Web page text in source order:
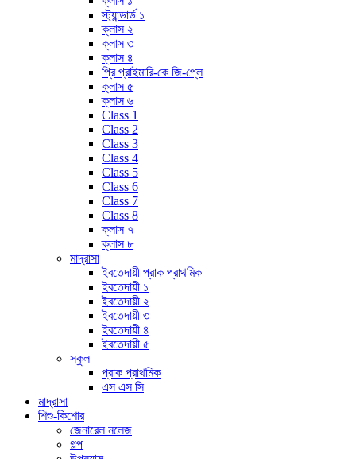
স্ট্যান্ডার্ড ১
ক্লাস ২
ক্লাস ৩
ক্লাস ৪
প্রি প্রাইমারি-কে জি-প্লে
ক্লাস ৫
ক্লাস ৬
Class 1
Class 2
Class 3
Class 4
Class 5
Class 6
Class 7
Class 8
ক্লাস ৭
ক্লাস ৮
মাদ্রাসা
ইবতেদায়ী প্রাক প্রাথমিক
ইবতেদায়ী ১
ইবতেদায়ী ২
ইবতেদায়ী ৩
ইবতেদায়ী ৪
ইবতেদায়ী ৫
স্কুল
প্রাক প্রাথমিক
এস এস সি
মাদ্রাসা
শিশু-কিশোর
জেনারেল নলেজ
গল্প